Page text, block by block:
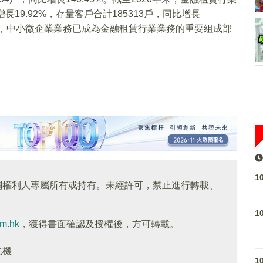
19.92%，存量客戶合計185313戶，同比增長
小微企業業務已成為金融租賃行業業務的重要組成部
利人專屬所有或持有。未經許可，禁止進行轉載、
，獲得書面確認及授權後，方可轉載。
機